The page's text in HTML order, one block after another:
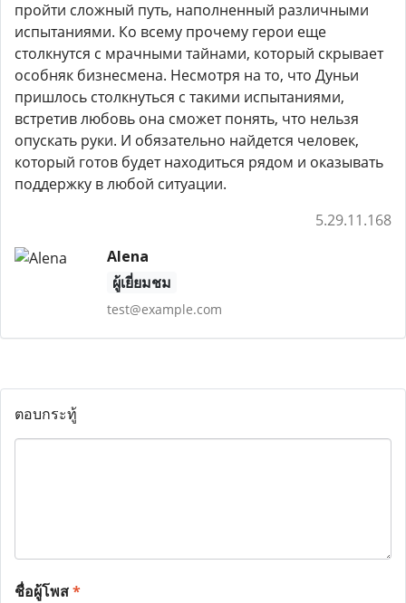
пройти сложный путь, наполненный различными
испытаниями. Ко всему прочему герои еще
столкнутся с мрачными тайнами, который скрывает
особняк бизнесмена. Несмотря на то, что Дуньи
пришлось столкнуться с такими испытаниями,
встретив любовь она сможет понять, что нельзя
опускать руки. И обязательно найдется человек,
который готов будет находиться рядом и оказывать
поддержку в любой ситуации.
5.29.11.168
Alena
ผู้เยี่ยมชม
test@example.com
ตอบกระทู้
ชื่อผู้โพส*